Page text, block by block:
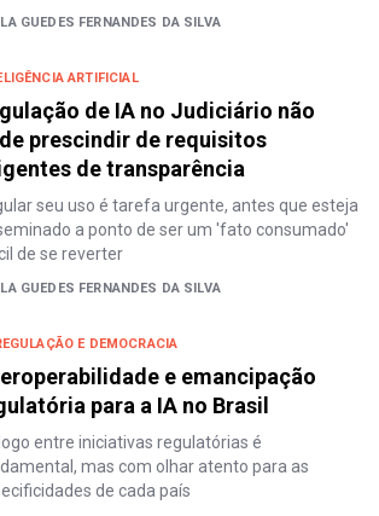
GUEDES FERNANDES DA SILVA
ARTIFICIAL
de IA no Judiciário não
prescindir de requisitos
de transparência
seu uso é tarefa urgente, antes que esteja
a ponto de ser um 'fato consumado'
de se reverter
GUEDES FERNANDES DA SILVA
E DEMOCRACIA
e emancipação
para a IA no Brasil
entre iniciativas regulatórias é
mas com olhar atento para as
de cada país